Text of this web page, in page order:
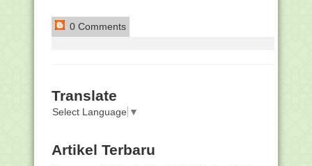
0 Comments
Translate
Select Language ▼
Artikel Terbaru